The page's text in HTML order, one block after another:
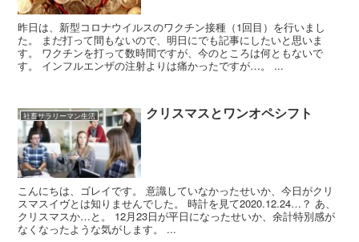
昨日は、新型コロナウイルスのワクチン接種（1回目）を行いまし
た。 まだ打って間もないので、明日にでも記事にしたいと思いま
す。 ワクチンを打って数時間ですが、今のところは何ともないで
す。 インフルエンザの注射よりは痛かったですが…。 ...
社畜サラリーマン生活 クリスマスとワンオペシフト
こんにちは、ゴレイです。 意識していなかったせいか、今日がクリ
スマスイヴとは知りませんでした。 時計を見て2020.12.24…？ あ、
クリスマスか…と。 12月23日が平日になったせいか、余計特別感が
なくなったような気がします。 ...